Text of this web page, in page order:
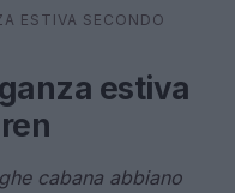
⌕
ESTIVA SECONDO
estiva
cabana abbiano